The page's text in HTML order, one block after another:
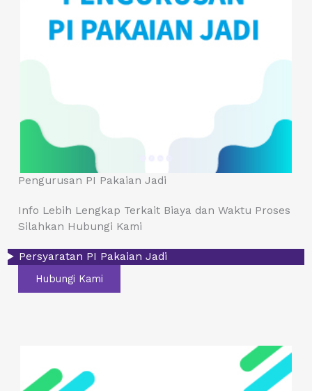
Pengurusan PI Pakaian Jadi
Info Lebih Lengkap Terkait Biaya dan Waktu Proses
Silahkan Hubungi Kami
Persyaratan PI Pakaian Jadi
Hubungi Kami